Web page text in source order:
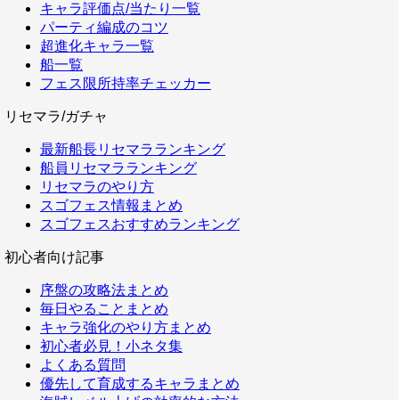
キャラ評価点/当たり一覧
パーティ編成のコツ
超進化キャラ一覧
船一覧
フェス限所持率チェッカー
リセマラ/ガチャ
最新船長リセマラランキング
船員リセマラランキング
リセマラのやり方
スゴフェス情報まとめ
スゴフェスおすすめランキング
初心者向け記事
序盤の攻略法まとめ
毎日やることまとめ
キャラ強化のやり方まとめ
初心者必見！小ネタ集
よくある質問
優先して育成するキャラまとめ